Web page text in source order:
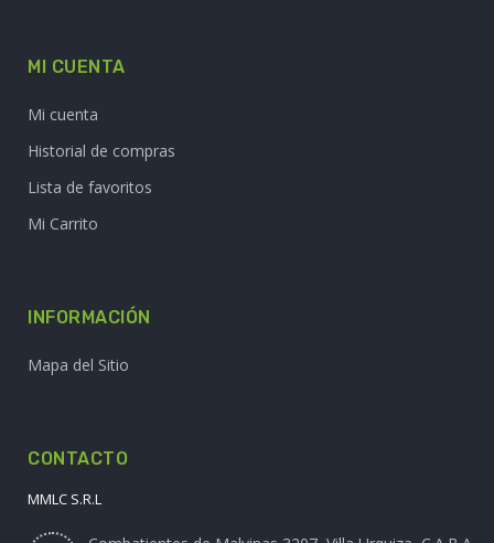
MI CUENTA
Mi cuenta
Historial de compras
Lista de favoritos
Mi Carrito
INFORMACIÓN
Mapa del Sitio
CONTACTO
MMLC S.R.L